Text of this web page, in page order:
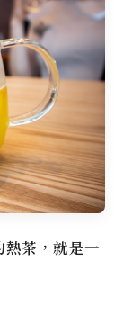
茶，就是一